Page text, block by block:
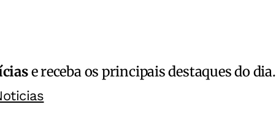
e receba os principais destaques do dia.